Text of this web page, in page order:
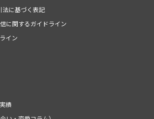
法に基づく表記
に関するガイドライン
イン
績